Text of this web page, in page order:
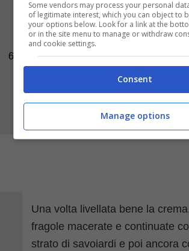
6
inumiditi soltanto per metà, il
conterrà il dolce. Versate metà
da formare il primo strato del
Una volta livellata bene la
fragole macerate e continuate
strato di savoiardi e poi ancora
Some vendors may process your personal
of legitimate interest, which you can object to
your options below. Look for a link at the
or in the site menu to manage or withdraw
and cookie settings.
Consent
Manage options